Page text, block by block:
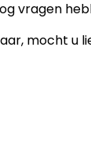
vragen
mocht u